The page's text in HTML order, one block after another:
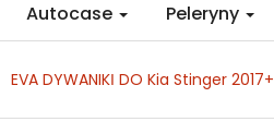
Autocase Peleryny
EVA DYWANIKІ DO Kia Stinger 2017+